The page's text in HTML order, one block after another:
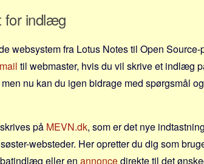
for indlæg
websystem fra Lotus Notes til Open Source-
mail til webmaster, hvis du vil skrive et indlæg
nu kan du igen bidrage med spørgsmål
på MEVN.dk, som er det nye
websteder. Her opretter du dig som
eller en annoncedirekte til det